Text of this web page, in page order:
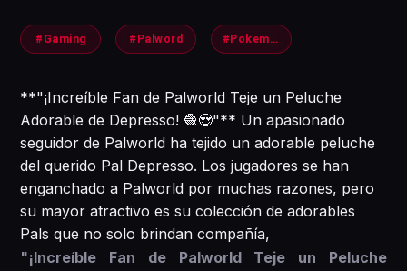
#Gaming #Palword #Pokemon
**"¡Increíble Fan de Palworld Teje un Peluche
Adorable de Depresso! 🧶😍"** Un apasionado
seguidor de Palworld ha tejido un adorable peluche
del querido Pal Depresso. Los jugadores se han
enganchado a Palworld por muchas razones, pero
su mayor atractivo es su colección de adorables
Pals que no solo brindan compañía,
"¡Increíble Fan de Palworld Teje un Peluche